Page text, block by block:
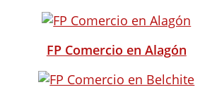
FP Comercio en Alagón